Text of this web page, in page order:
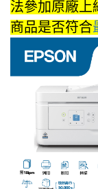
法參加原廠上
商品是否符合